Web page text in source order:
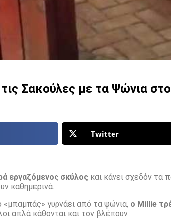
Σακούλες με τα Ψώνια στο
Twitter
εργαζόμενος σκύλος και κάνει σχεδόν τα
καθημερινά.
«μπαμπάς» γυρνάει από τα ψώνια, ο Millie
απλά κάθονται και τον βλέπουν.